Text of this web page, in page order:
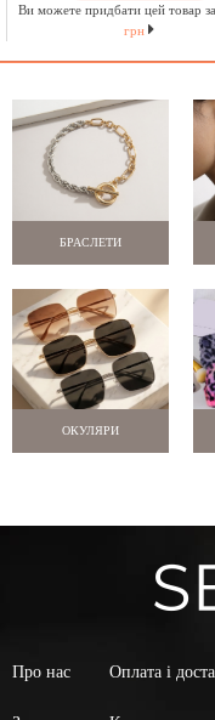
Ви можете придбати цей товар за
грн
БРАСЛЕТИ
ОКУЛЯРИ
Про нас Оплата і